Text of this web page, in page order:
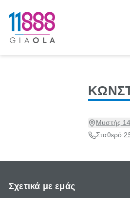
Μυστής
Σταθερό:
Σχετικά με εμάς